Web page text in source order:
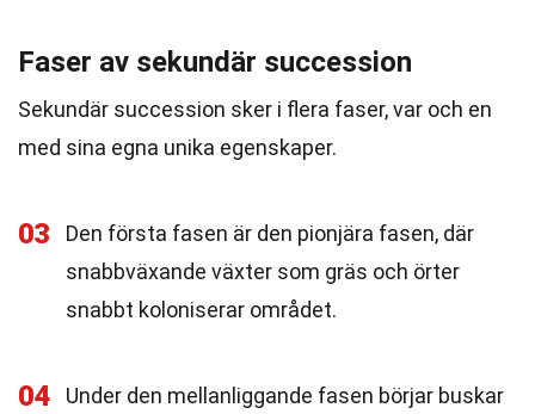
Faser av sekundär succession
Sekundär succession sker i flera faser, var och en
med sina egna unika egenskaper.
03
Den första fasen är den pionjära fasen, där
snabbväxande växter som gräs och örter
snabbt koloniserar området.
04
Under den mellanliggande fasen börjar buskar